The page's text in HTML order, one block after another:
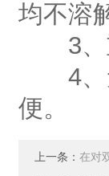
均不溶
3、重
4、无
便。
上一条： 在对